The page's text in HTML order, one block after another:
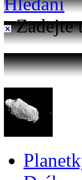
Zadejte